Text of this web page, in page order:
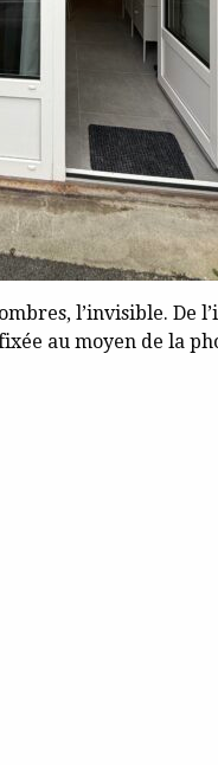
l’invisible. De
au moyen de la